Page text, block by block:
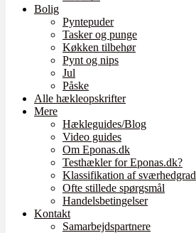
Bolig
Pyntepuder
Tasker og punge
Køkken tilbehør
Pynt og nips
Jul
Påske
Alle hækleopskrifter
Mere
Hækleguides/Blog
Video guides
Om Eponas.dk
Testhækler for Eponas.dk?
Klassifikation af sværhedgrad
Ofte stillede spørgsmål
Handelsbetingelser
Kontakt
Samarbejdspartnere